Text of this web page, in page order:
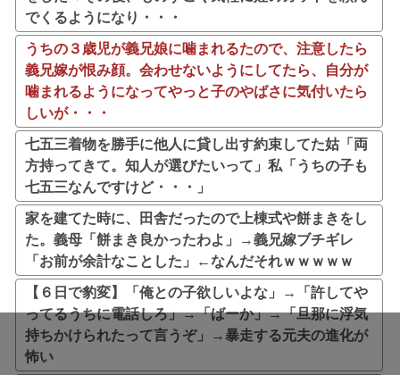
でくるようになり・・・
うちの３歳児が義兄娘に噛まれるたので、注意したら
義兄嫁が恨み顔。会わせないようにしてたら、自分が
噛まれるようになってやっと子のやばさに気付いたら
しいが・・・
七五三着物を勝手に他人に貸し出す約束してた姑「両
方持ってきて。知人が選びたいって」私「うちの子も
七五三なんですけど・・・」
家を建てた時に、田舎だったので上棟式や餅まきをし
た。義母「餅まき良かったわよ」→義兄嫁ブチギレ
「お前が余計なことした」←なんだそれｗｗｗｗｗ
【６日で豹変】「俺との子欲しいよな」→「許してや
ってるうちに電話しろ」→「ばーか」→「旦那に浮気
持ちかけられたって言うぞ」→暴走する元夫の進化が
怖い